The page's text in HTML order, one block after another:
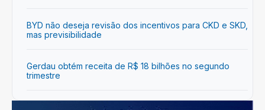
BYD não deseja revisão dos incentivos para CKD e SKD,
mas previsibilidade
Gerdau obtém receita de R$ 18 bilhões no segundo
trimestre